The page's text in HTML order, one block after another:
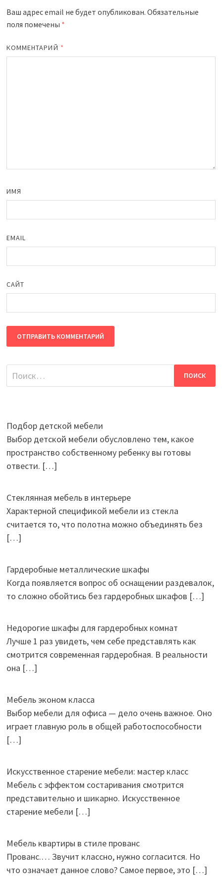
Ваш адрес email не будет опубликован. Обязательные
поля помечены *
КОММЕНТАРИЙ *
ИМЯ
EMAIL
САЙТ
Найти:
Подбор детской мебели
Выбор детской мебели обусловлено тем, какое
пространство собственному ребенку вы готовы
отвести. […]
Стеклянная мебель в интерьере
Характерной спецификой мебели из стекла
считается то, что полотна можно объединять без
[…]
Гардеробные металлические шкафы
Когда появляется вопрос об оснащении раздевалок,
то сложно обойтись без гардеробных шкафов […]
Недорогие шкафы для гардеробных комнат
Лучше 1 раз увидеть, чем себе представлять как
смотрится современная гардеробная. В реальности
она […]
Мебель эконом класса
Выбор мебели для офиса — дело очень важное. Оно
играет главную роль в общей работоспособности
[…]
Искусственное старение мебели: мастер класс
Мебель с эффектом состаривания смотрится
представительно и шикарно. Искусственное
старение мебели […]
Мебель квартиры в стиле прованс
Прованс.… Звучит классно, нужно согласится. Но
что означает данное слово? Самое первое, это […]